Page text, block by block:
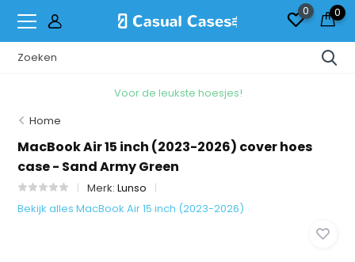
0 0
Voor de leukste hoesjes!
Home
MacBook Air 15 inch (2023-2026) cover hoes
case - Sand Army Green
Merk:Lunso
Bekijk alles MacBook Air 15 inch (2023-2026)